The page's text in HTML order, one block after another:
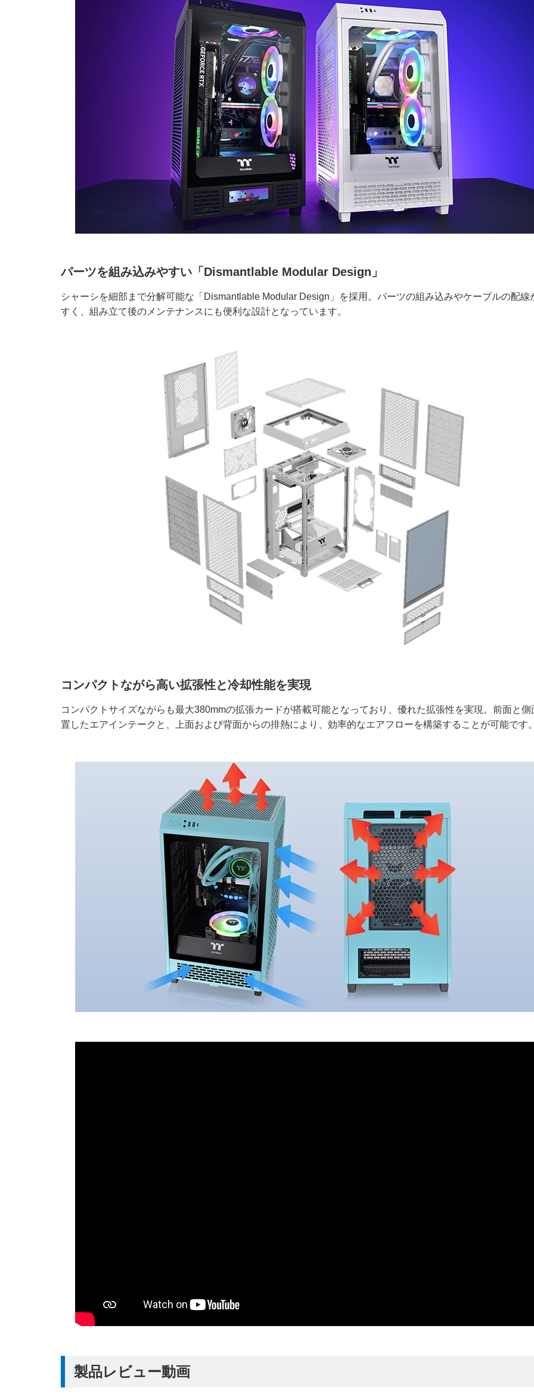
パーツを組み込みやすい「Dismantlable Modular Design」
シャーシを細部まで分解可能な「Dismantlable Modular Design」を採用。パーツの組み込みやケーブルの配線
すく、組み立て後のメンテナンスにも便利な設計となっています。
コンパクトながら高い拡張性と冷却性能を実現
コンパクトサイズながらも最大380mmの拡張カードが搭載可能となっており、優れた拡張性を実現。前面と側
置したエアインテークと、上面および背面からの排熱により、効率的なエアフローを構築することが可能です
製品レビュー動画